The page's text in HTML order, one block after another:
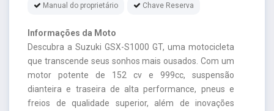
Manual do proprietário Chave Reserva
Informações da Moto
Descubra a Suzuki GSX-S1000 GT, uma motocicleta
que transcende seus sonhos mais ousados. Com um
motor potente de 152 cv e 999cc, suspensão
dianteira e traseira de alta performance, pneus e
freios de qualidade superior, além de inovações